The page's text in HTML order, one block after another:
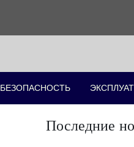
БЕЗОПАСНОСТЬ
Последние